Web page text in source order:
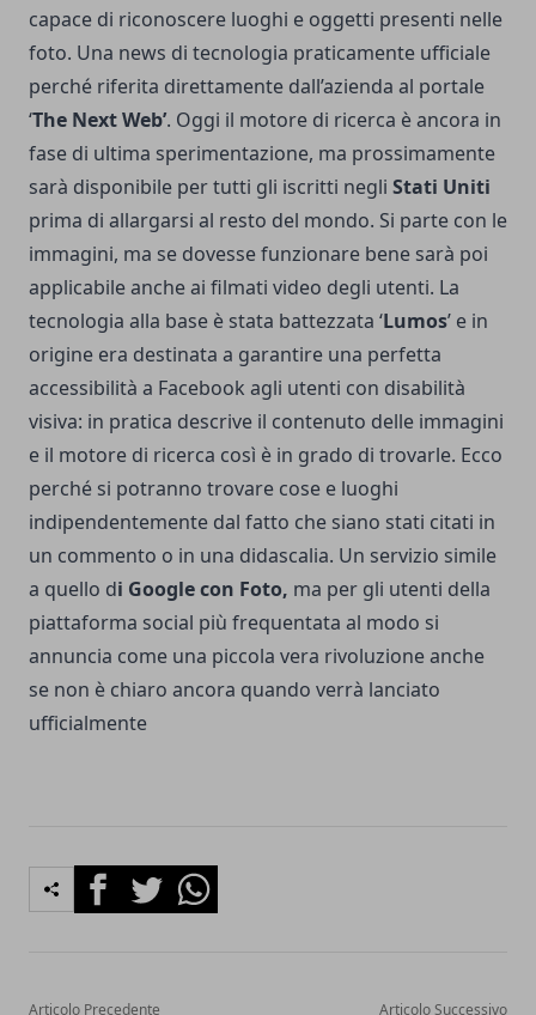
capace di riconoscere luoghi e oggetti presenti nelle
foto. Una news di tecnologia praticamente ufficiale
perché riferita direttamente dall’azienda al portale
‘The Next Web’. Oggi il motore di ricerca è ancora in
fase di ultima sperimentazione, ma prossimamente
sarà disponibile per tutti gli iscritti negli Stati Uniti
prima di allargarsi al resto del mondo. Si parte con le
immagini, ma se dovesse funzionare bene sarà poi
applicabile anche ai filmati video degli utenti. La
tecnologia alla base è stata battezzata ‘Lumos’ e in
origine era destinata a garantire una perfetta
accessibilità a Facebook agli utenti con disabilità
visiva: in pratica descrive il contenuto delle immagini
e il motore di ricerca così è in grado di trovarle. Ecco
perché si potranno trovare cose e luoghi
indipendentemente dal fatto che siano stati citati in
un commento o in una didascalia. Un servizio simile
a quello di Google con Foto, ma per gli utenti della
piattaforma social più frequentata al modo si
annuncia come una piccola vera rivoluzione anche
se non è chiaro ancora quando verrà lanciato
ufficialmente
FacebookTwitterWhatsapp
Articolo Precedente Articolo Successivo